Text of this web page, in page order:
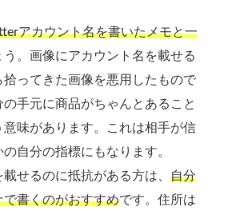
アカウント名を書いたメモと一
う。画像にアカウント名を載せる
ってきた画像を悪用したもので
手元に商品がちゃんとあること
意味があります。これは相手が信
自分の指標にもなります。
せるのに抵抗がある方は、 自分
書くのがおすすめです。住所は